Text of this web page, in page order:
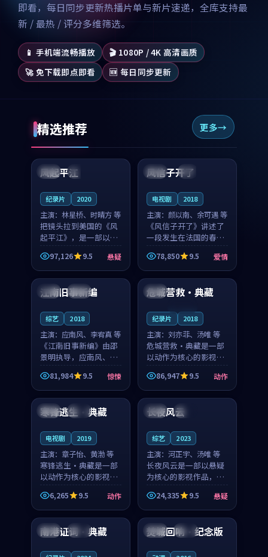
即看，每日同步更新热播片单与新片速递，全库支持最
新 / 最热 / 评分多维筛选。
📱 手机端流畅播放
🎬 1080P / 4K 高清画质
🚀 免下载即点即看
🆕 每日同步更新
精选推荐 更多
美国 完结
99:07
风起平江
纪录片 2020
主演： 林星桥、时晴方 等
把镜头拉到美国的《风
起平江》，是一部以时
光记忆为底色的悬疑作
品。林星桥和时晴方贡
献了2020年颇受关注的
合作演出，影片在情感
层次与现实质感之间
97,126 9.5 悬疑
法国 4K
99:21
风信子开了
电视剧 2018
主演： 颜以南、余可遇 等
《风信子开了》讲述了
一段发生在法国的春日
漫步故事。颜以南饰演
的主角与余可遇的角色
因一场意外卷入更深的
纠葛，爱情元素贯穿始
终，节奏稳健而富有张
78,850 9.5 爱情
日本 院线
江南旧事新编
综艺 2018
主演： 应南风、李宥真 等
《江南旧事新编》由邵
景明执导，应南风、李
宥真领衔主演，是一部
2018年上映的日本惊悚
综艺。影片以邻里温情
为切入，呈现一段从初
遇到告别都浸着真实
81,984 9.5 惊悚
英国
危城营救·典藏
纪录片 2018
主演： 刘亦菲、汤唯 等
危城营救·典藏是一部
以动作为核心的影视作
品，围绕危机、反转与
人物成长展开，整体节
奏紧凑，值得推荐观
86,947 9.5 动作
日本 院线
寒锋逃生·典藏
电视剧 2019
主演： 章子怡、黄渤 等
寒锋逃生·典藏是一部
以动作为核心的影视作
品，围绕危机、反转与
人物成长展开，整体节
奏紧凑，值得推荐观
看。
6,265 9.5 动作
中国 热播
长夜风云
综艺 2023
主演： 河正宇、汤唯 等
长夜风云是一部以悬疑
为核心的影视作品，围
绕危机、反转与人物成
长展开，整体节奏紧
凑，值得推荐观看。
24,335 9.5 悬疑
泰国 院线
南港证词·典藏 英国 杜比
焚城回响·纪念版